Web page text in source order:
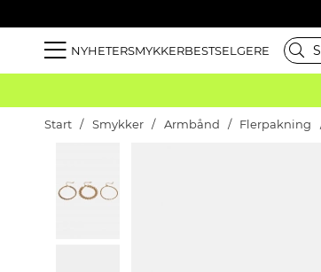
NYHETERSMYKKERBESTSELGERE
Start Smykker Armbånd Flerpakning